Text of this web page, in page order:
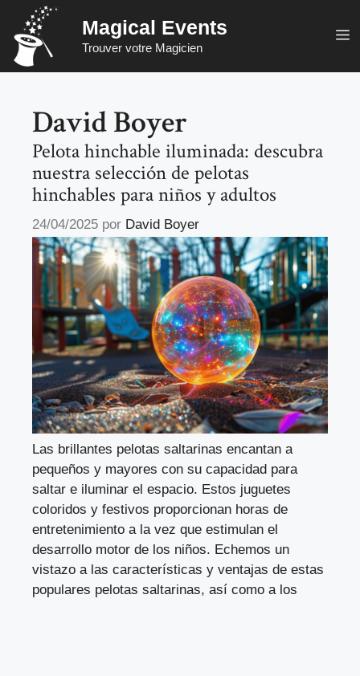
contenido
Magical Events
Trouver votre Magicien
David Boyer
Pelota hinchable iluminada: descubra
nuestra selección de pelotas
hinchables para niños y adultos
24/04/2025 por David Boyer
Las brillantes pelotas saltarinas encantan a
pequeños y mayores con su capacidad para
saltar e iluminar el espacio. Estos juguetes
coloridos y festivos proporcionan horas de
entretenimiento a la vez que estimulan el
desarrollo motor de los niños. Echemos un
vistazo a las características y ventajas de estas
populares pelotas saltarinas, así como a los